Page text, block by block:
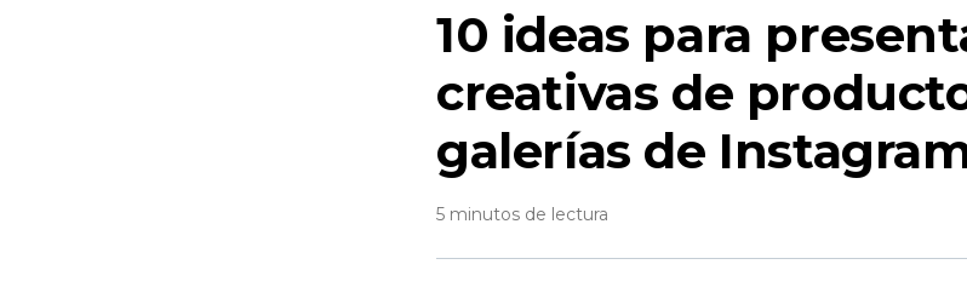
10 ideas para
creativas de
galerías de
5 minutos de lectura